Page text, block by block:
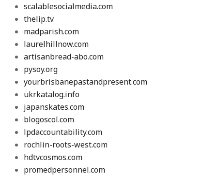
scalablesocialmedia.com
thelip.tv
madparish.com
laurelhillnow.com
artisanbread-abo.com
pysoy.org
yourbrisbanepastandpresent.com
ukrkatalog.info
japanskates.com
blogoscol.com
lpdaccountability.com
rochlin-roots-west.com
hdtvcosmos.com
promedpersonnel.com